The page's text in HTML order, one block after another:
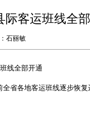
客运班线全
石丽敏
线全部开通
各地客运班线逐步恢复